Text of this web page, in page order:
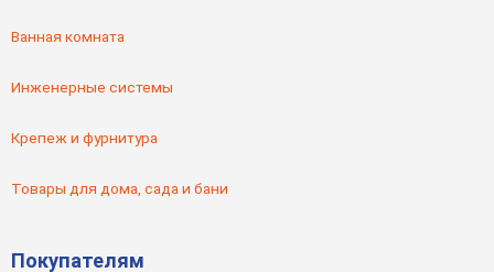
Ванная комната
Инженерные системы
Крепеж и фурнитура
Товары для дома, сада и бани
Покупателям